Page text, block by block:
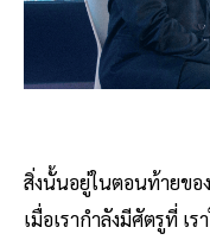
สิ่งนั้นอยู่ในตอนท้ายขอ
เมื่อเรากำลังมีศัตรูที่ เ